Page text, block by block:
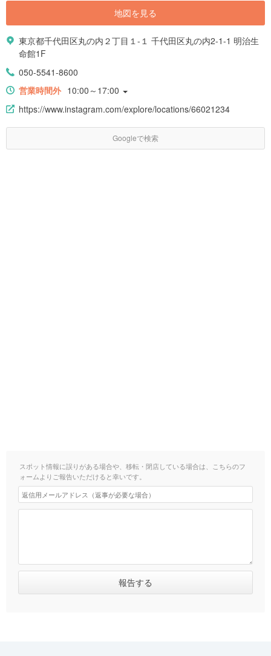
地図を見る
東京都千代田区丸の内２丁目１-１ 千代田区丸の内2-1-1 明治生
命館1F
050-5541-8600
営業時間外 10:00～17:00
https://www.instagram.com/explore/locations/66021234
Googleで検索
スポット情報に誤りがある場合や、移転・閉店している場合は、こちらのフ
ォームよりご報告いただけると幸いです。